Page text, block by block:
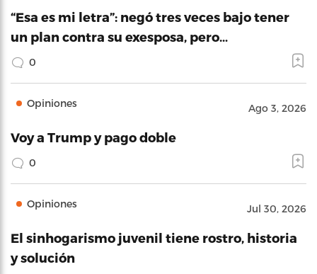
“Esa es mi letra”: negó tres veces bajo tener
un plan contra su exesposa, pero…
0
Opiniones Ago 3, 2026
Voy a Trump y pago doble
0
Opiniones Jul 30, 2026
El sinhogarismo juvenil tiene rostro, historia
y solución